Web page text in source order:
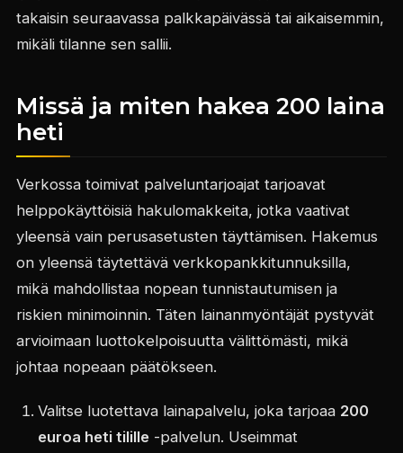
takaisin seuraavassa palkkapäivässä tai aikaisemmin,
mikäli tilanne sen sallii.
Missä ja miten hakea 200 laina
heti
Verkossa toimivat palveluntarjoajat tarjoavat
helppokäyttöisiä hakulomakkeita, jotka vaativat
yleensä vain perusasetusten täyttämisen. Hakemus
on yleensä täytettävä verkkopankkitunnuksilla,
mikä mahdollistaa nopean tunnistautumisen ja
riskien minimoinnin. Täten lainanmyöntäjät pystyvät
arvioimaan luottokelpoisuutta välittömästi, mikä
johtaa nopeaan päätökseen.
Valitse luotettava lainapalvelu, joka tarjoaa 200
euroa heti tilille-palvelun. Useimmat